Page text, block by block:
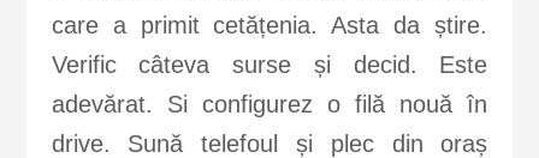
care a primit cetățenia. Asta da știre.
Verific câteva surse și decid. Este
adevărat. Si configurez o filă nouă în
drive. Sună telefoul și plec din oraș